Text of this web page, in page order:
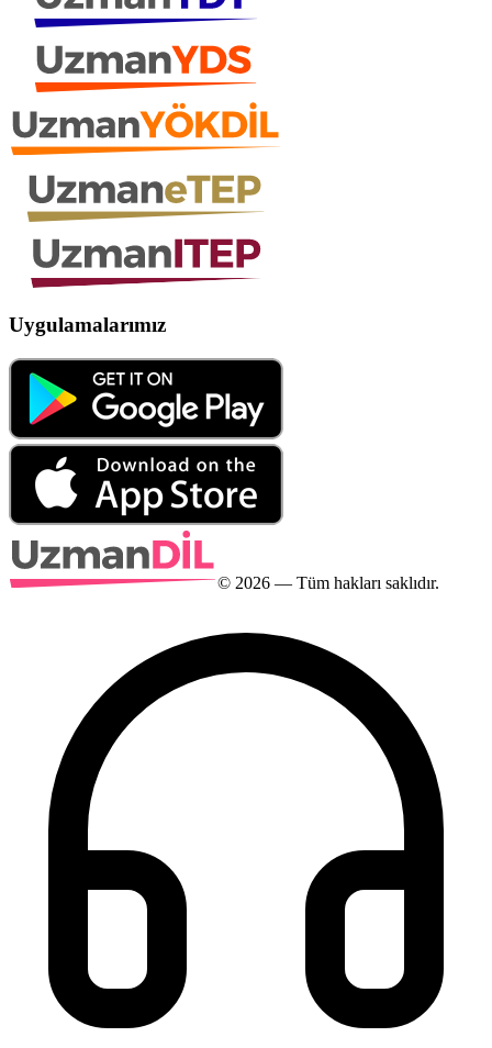
Uygulamalarımız
© 2026 — Tüm hakları saklıdır.